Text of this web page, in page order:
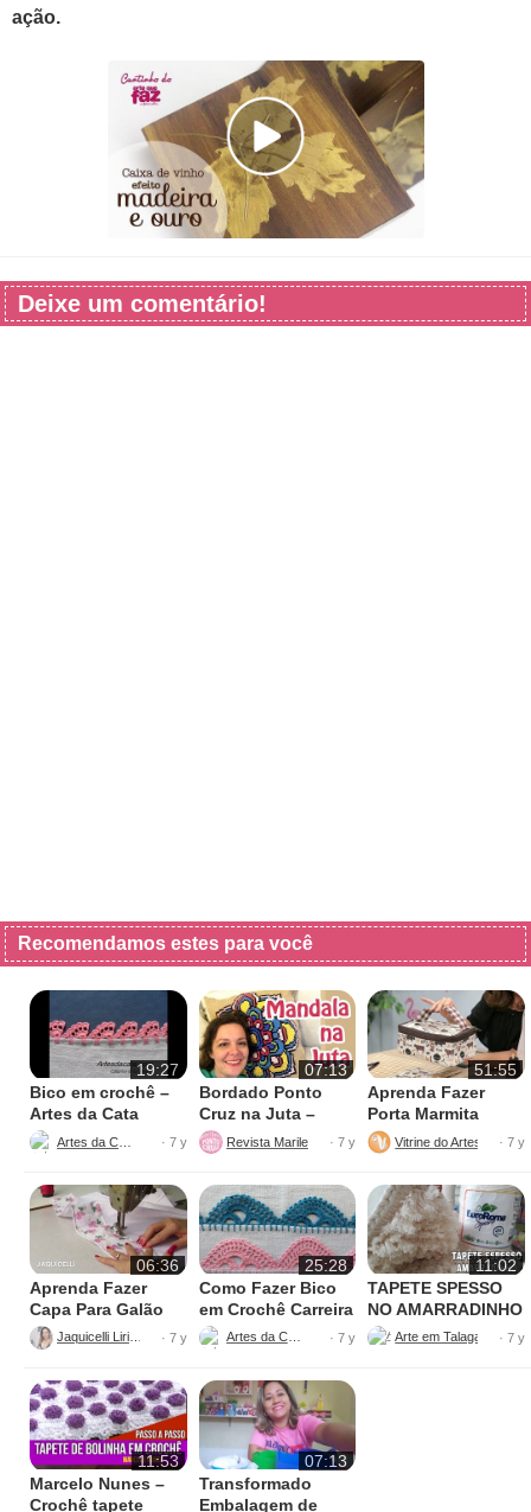
ação.
Deixe um comentário!
Recomendamos estes para você
19:27
Bico em crochê –
Artes da Cata
· 7 y
07:13
Bordado Ponto
Cruz na Juta –
Fácil de Fazer
Revista Marileny Ponto Cruz
· 7 y
51:55
Aprenda Fazer
Porta Marmita
Térmica
Vitrine do Artesanato
· 7 y
06:36
Aprenda Fazer
Capa Para Galão
de Água – 20 litros
Jaquicelli Liriane · 7 y
25:28
Como Fazer Bico
em Crochê Carreira
Única
Artes da Cata · 7 y
11:02
TAPETE SPESSO
NO AMARRADINHO
PERFEITO
· 7 y
11:53
Marcelo Nunes –
Crochê tapete
07:13
Transformado
Embalagem de